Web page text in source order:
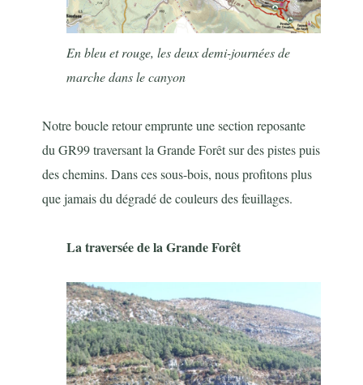
En bleu et rouge, les deux demi-journées de
marche dans le canyon
Notre boucle retour emprunte une section reposante
du GR99 traversant la Grande Forêt sur des pistes puis
des chemins. Dans ces sous-bois, nous profitons plus
que jamais du dégradé de couleurs des feuillages.
La traversée de la Grande Forêt